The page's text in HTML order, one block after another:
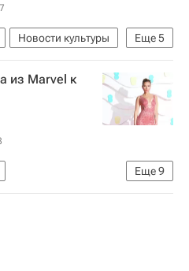
Еще5
Новости культуры
Мюррей
из Marvel к
Еще9
культуры